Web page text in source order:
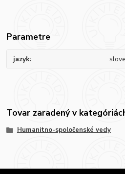
Parametre
jazyk
Tovar zaradený v
Humanitno-spoločenské vedy